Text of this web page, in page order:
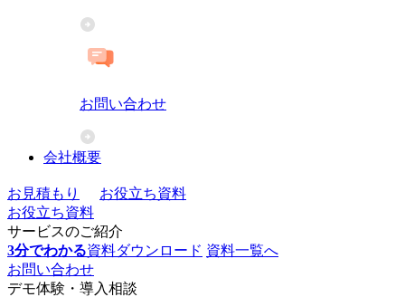
お問い合わせ
会社概要
お見積もり
お役立ち資料
お役立ち資料
サービスのご紹介
3分でわかる資料ダウンロード 資料一覧へ
お問い合わせ
デモ体験・導入相談